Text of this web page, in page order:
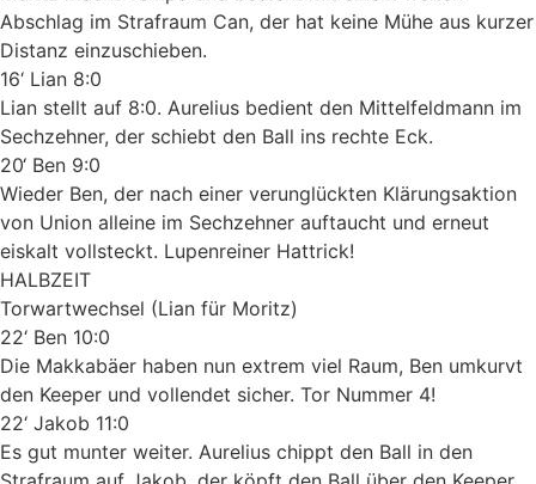
Abschlag im Strafraum Can, der hat keine Mühe aus kurzer
Distanz einzuschieben.
16‘ Lian 8:0
Lian stellt auf 8:0. Aurelius bedient den Mittelfeldmann im
Sechzehner, der schiebt den Ball ins rechte Eck.
20‘ Ben 9:0
Wieder Ben, der nach einer verunglückten Klärungsaktion
von Union alleine im Sechzehner auftaucht und erneut
eiskalt vollsteckt. Lupenreiner Hattrick!
HALBZEIT
Torwartwechsel (Lian für Moritz)
22‘ Ben 10:0
Die Makkabäer haben nun extrem viel Raum, Ben umkurvt
den Keeper und vollendet sicher. Tor Nummer 4!
22‘ Jakob 11:0
Es gut munter weiter. Aurelius chippt den Ball in den